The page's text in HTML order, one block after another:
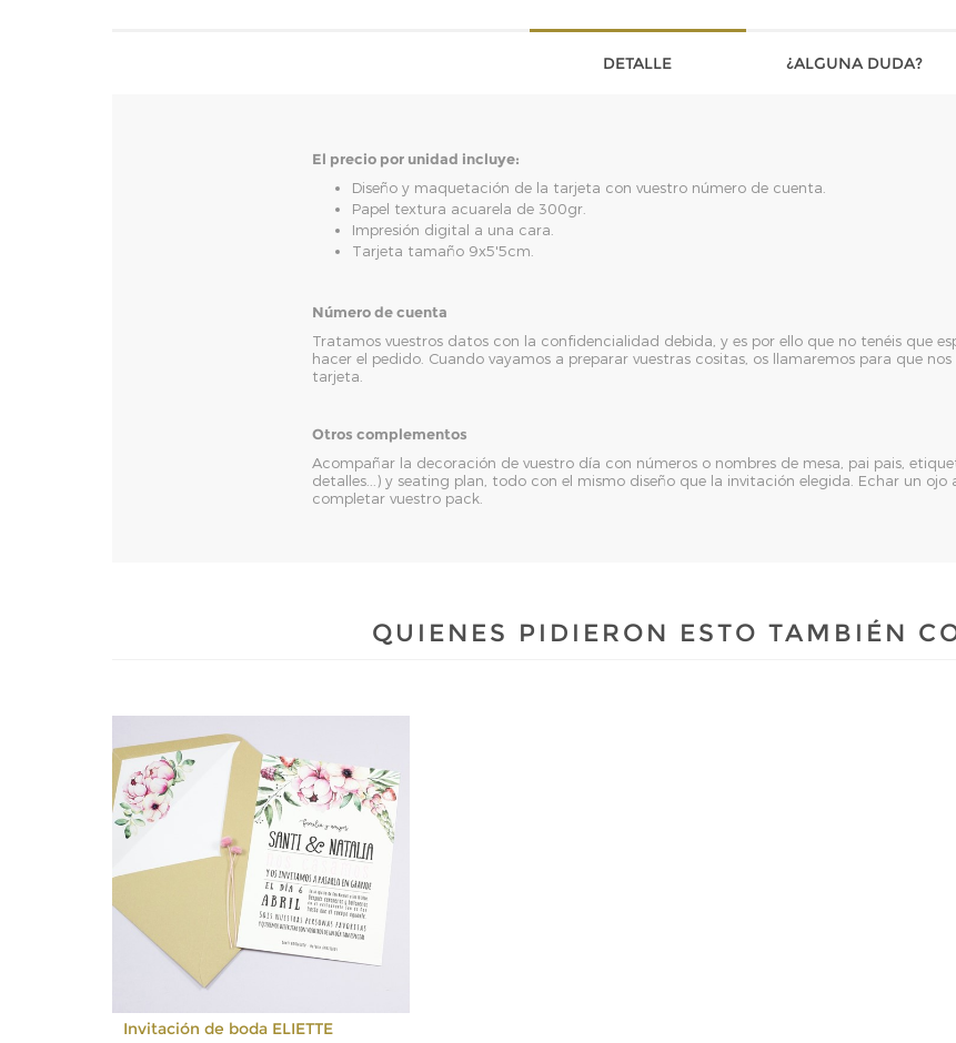
DETALLE ¿ALGUNA DUDA?
El precio por unidad incluye:
Diseño y maquetación de la tarjeta con vuestro número de cuenta.
Papel textura acuarela de 300gr.
Impresión digital a una cara.
Tarjeta tamaño 9x5'5cm.
Número de cuenta
Tratamos vuestros datos con la confidencialidad debida, y es por ello que no tenéis que
hacer el pedido. Cuando vayamos a preparar vuestras cositas, os llamaremos para que
tarjeta.
Otros complementos
Acompañar la decoración de vuestro día con números o nombres de mesa, pai pais,
detalles...) y seating plan, todo con el mismo diseño que la invitación elegida. Echar un
completar vuestro pack.
QUIENES PIDIERON ESTO TAMBIÉN
Invitación de boda ELIETTE